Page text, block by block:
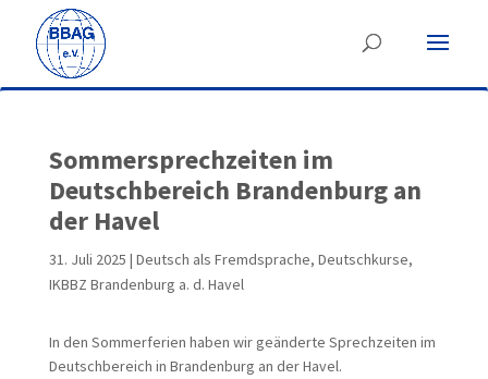
Sommersprechzeiten im
Deutschbereich Brandenburg an
der Havel
31. Juli 2025 | Deutsch als Fremdsprache, Deutschkurse,
IKBBZ Brandenburg a. d. Havel
In den Sommerferien haben wir geänderte Sprechzeiten im
Deutschbereich in Brandenburg an der Havel.